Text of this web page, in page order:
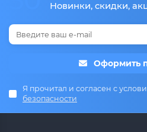
Новинки, скидки,
Оформить
Я прочитал и согласен с
безопасности